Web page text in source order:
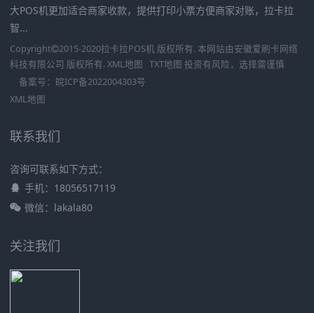
大POS机更加适合商家收款，提供打印小票方便商家对账，拉卡拉
智...
Copyright 2015-2020拉卡拉POS机 版权所有. 本网站由安徽爱刷卡网络
科技有限公司 版权所有. XML地图 TXT地图 投资有风险，选择需谨慎
备案号： 皖ICP备2022004303号
XML地图
联系我们
咨询可联系如下方式：
手机：18056517119
微信：lakala80
关注我们